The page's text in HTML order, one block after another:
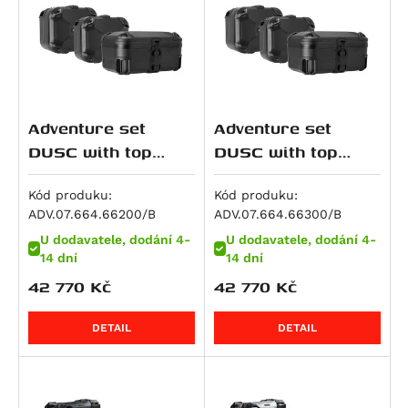
R 1150 RS
R 1150 RT
HP2 Enduro
R nineT Scrambler
R nineT Urban G/S
R nineT Urban G/S Edition 40 Years
K 1200 GT
K 1200 R
U dodavatele, dodání 4-
14 dní
Adventure set
DUSC with top
case XL Black.
BMW R 1200 GS LC
Adv / R 1250 GS
Adv.
Kód produku:
ADV.07.664.66200/B
42 770 Kč
DETAIL
U dodavatele, dodání 4-
14 dní
Adventure set
DUSC with top
case XL Black.
BMW R 1250
GS/Adv (21-). With
Rally sea
Kód produku:
ADV.07.664.66300/B
42 770 Kč
DETAIL